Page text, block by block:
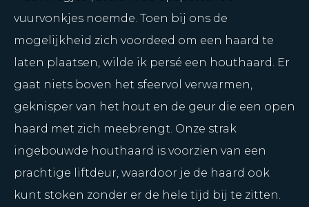
vuurvonkjes noemde. Toen bij ons de
mogelijkheid zich voordeed om een haard te
laten plaatsen, wilde ik persé een houthaard. Er
gaat niets boven het sfeervol verwarmen,
geknisper van het hout en de geur die een open
haard met zich meebrengt. Onze strak
ingebouwde houthaard is voorzien van een
prachtige liftdeur, waardoor je de haard ook
kunt stoken zonder er de hele tijd bij te zitten.